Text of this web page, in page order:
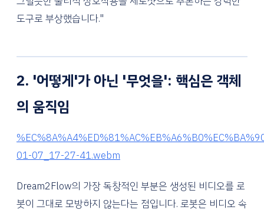
도구로 부상했습니다."
2. '어떻게'가 아닌 '무엇을': 핵심은 객체
의 움직임
01-07_17-27-41.webm
Dream2Flow의 가장 독창적인 부분은 생성된 비디오를 로
봇이 그대로 모방하지 않는다는 점입니다. 로봇은 비디오 속